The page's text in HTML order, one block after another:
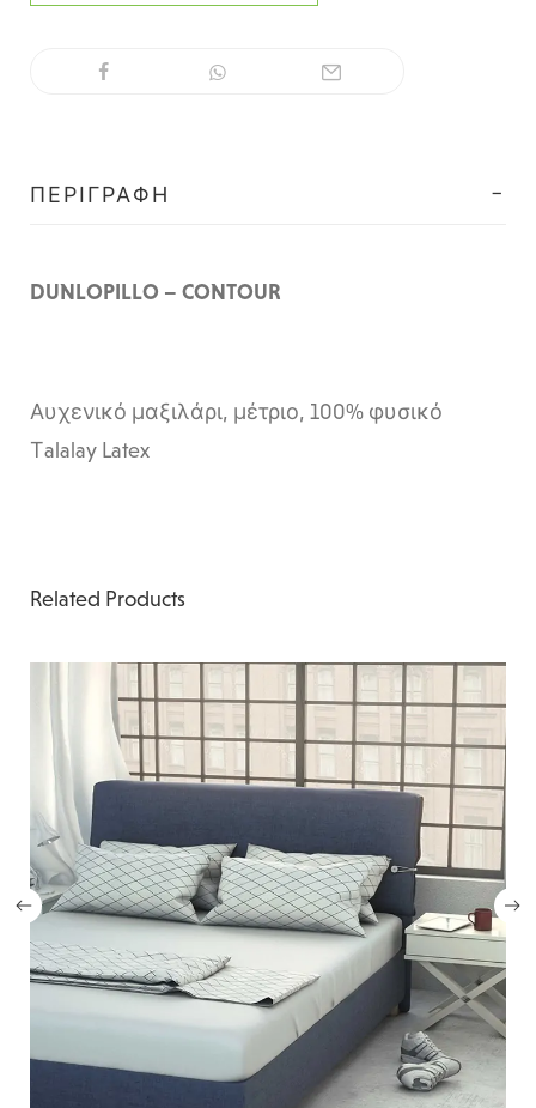
ΠΕΡΙΓΡΑΦΉ
DUNLOPILLO – CONTOUR
Αυχενικό μαξιλάρι, μέτριο, 100% φυσικό
Τalalay Latex
Related Products